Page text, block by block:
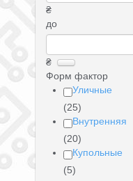
₴
до
₴
Форм фактор
Уличные
(25)
Внутренняя
(20)
Купольные
(5)